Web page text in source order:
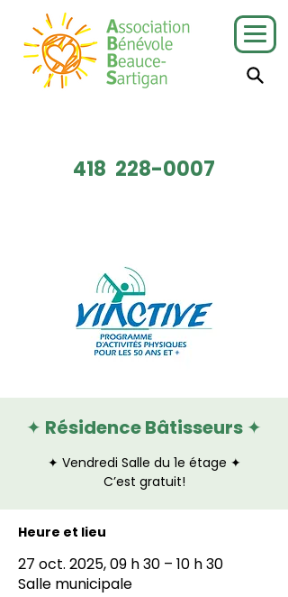
418 228-0007
✦ Résidence Bâtisseurs ✦
✦ Vendredi Salle du 1e étage ✦
C’est gratuit!
Heure et lieu
27 oct. 2025, 09 h 30 – 10 h 30
Salle municipale